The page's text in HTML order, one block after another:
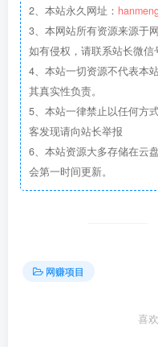
2、本站永久网址：
3、本网站所有资源来源于
如有侵权，请联系站长微信
4、本站一切资源不代表本
其真实性负责。
5、本站一律禁止以任何方
客发现请向站长举报
6、本站资源大多存储在云
会第一时间更新。
网赚项目
喜